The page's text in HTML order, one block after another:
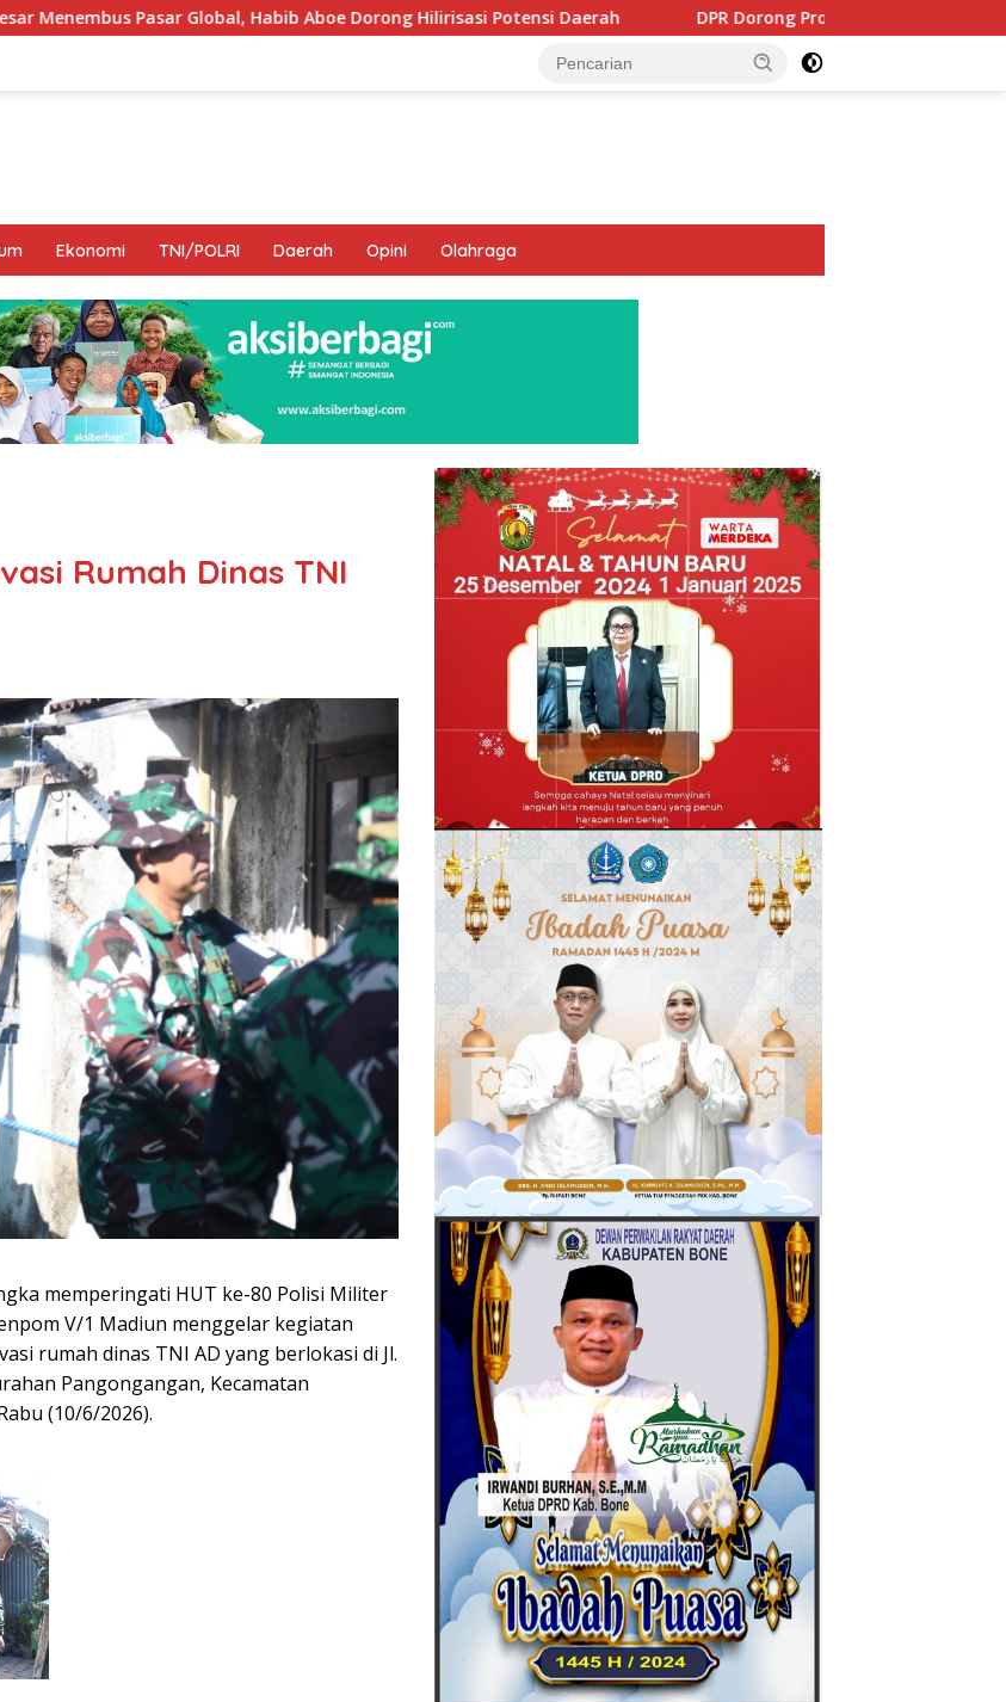
Habib Aboe Dorong Hilirisasi Potensi Daerah DPR Dorong Program PTSL dan Percepatan Sertifikasi Tanah
Ekonomi TNI/POLRI Daerah Opini Olahraga
Rumah Dinas TNI
memperingati HUT ke-80 Polisi Militer
V/1 Madiun menggelar kegiatan
rumah dinas TNI AD yang berlokasi di Jl.
Pangongangan, Kecamatan
(10/6/2026).